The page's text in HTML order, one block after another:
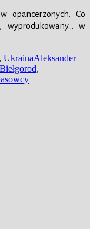
opancerzonych. Co
w
, UkrainaTagi
Aleksander
Biełgorod,